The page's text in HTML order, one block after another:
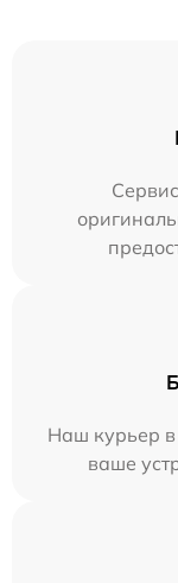
Наш курьер в
ваше